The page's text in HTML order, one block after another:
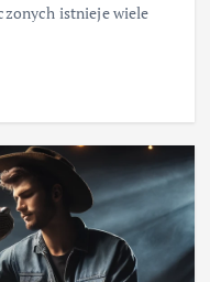
istnieje wiele